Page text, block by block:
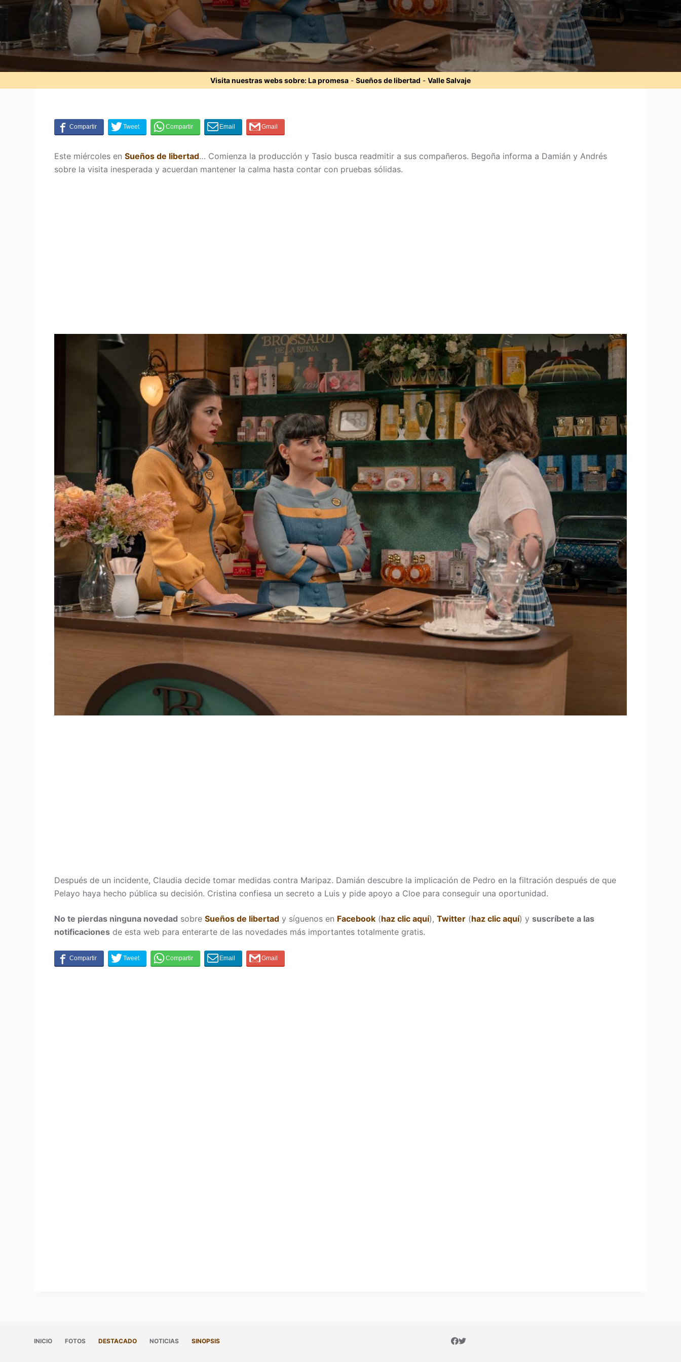
Visita nuestras webs sobre:La promesa - Sueños de libertad - Valle Salvaje
Este miércoles enSueños de libertad… Comienza la producción y Tasio busca readmitir a sus compañeros. Begoña informa a Damián y Andrés
sobre la visita inesperada y acuerdan mantener la calma hasta contar con pruebas sólidas.
Después de un incidente, Claudia decide tomar medidas contra Maripaz. Damián descubre la implicación de Pedro en la filtración después de que
Pelayo haya hecho pública su decisión. Cristina confiesa un secreto a Luis y pide apoyo a Cloe para conseguir una oportunidad.
No te pierdas ninguna novedad sobreSueños de libertad y síguenos en Facebook (haz clic aquí),Twitter (haz clic aquí) ysuscríbete a las
notificaciones de esta web para enterarte de las novedades más importantes totalmente gratis.
INICIO FOTOS DESTACADO NOTICIAS SINOPSIS